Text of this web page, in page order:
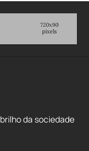
da sociedade